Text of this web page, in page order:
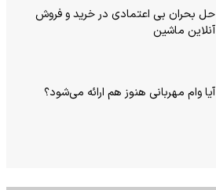
حل بحران بی‌ اعتمادی در خرید و فروش
آنلاین ماشین
آیا وام مهربانی هنوز هم ارائه می‌شود؟